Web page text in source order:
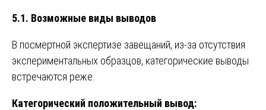
5.1. Возможные виды выводов
В посмертной экспертизе завещаний, из-за отсутствия
экспериментальных образцов, категорические выводы
встречаются реже.
Категорический положительный вывод: